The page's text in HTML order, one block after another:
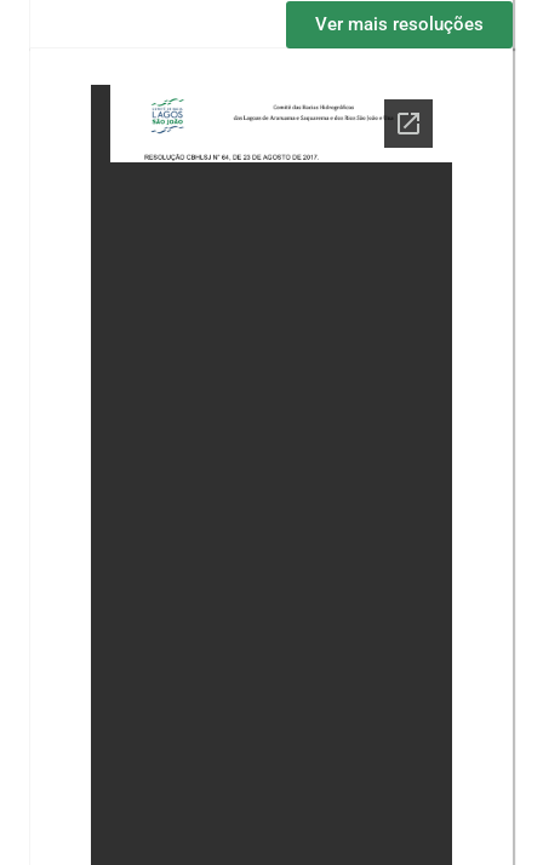
Ver mais resoluções